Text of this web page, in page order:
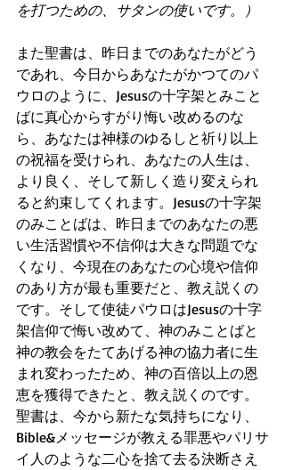
を打つための、サタンの使いです。）
また聖書は、昨日までのあなたがどう
であれ、今日からあなたがかつてのパ
ウロのように、Jesusの十字架とみこと
ばに真心からすがり悔い改めるのな
ら、あなたは神様のゆるしと祈り以上
の祝福を受けられ、あなたの人生は、
より良く、そして新しく造り変えられ
ると約束してくれます。Jesusの十字架
のみことばは、昨日までのあなたの悪
い生活習慣や不信仰は大きな問題でな
くなり、今現在のあなたの心境や信仰
のあり方が最も重要だと、教え説くの
です。そして使徒パウロはJesusの十字
架信仰で悔い改めて、神のみことばと
神の教会をたてあげる神の協力者に生
まれ変わったため、神の百倍以上の恩
恵を獲得できたと、教え説くのです。
聖書は、今から新たな気持ちになり、
Bible&メッセージが教える罪悪やパリサ
イ人のような二心を捨て去る決断さえ